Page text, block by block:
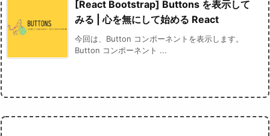
[React Bootstrap] Buttons を表示して
みる | 心を無にして始める React
今回は、Button コンポーネントを表示します。
Button コンポーネント ...